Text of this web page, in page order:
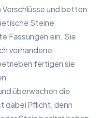
und betten
Steine
Fassungen ein. Sie
vorhandene
fertigen sie
überwachen die
dabei Pflicht, denn